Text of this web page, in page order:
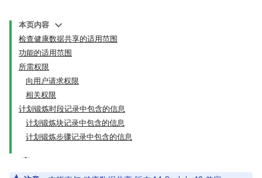
本页内容
检查健康数据共享的适用范围
功能的适用范围
所需权限
向用户请求权限
相关权限
计划锻炼时段记录中包含的信息
计划锻炼块记录中包含的信息
计划锻炼步骤记录中包含的信息